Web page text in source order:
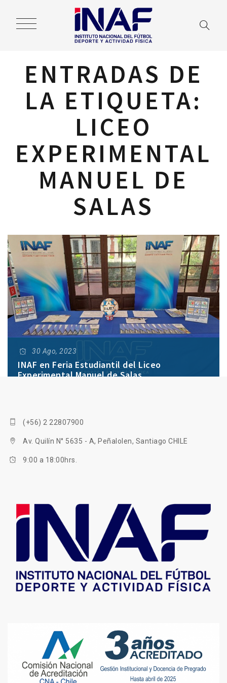
ENTRADAS DE
LA ETIQUETA:
LICEO
EXPERIMENTAL
MANUEL DE
SALAS
30 Ago, 2023
INAF en Feria Estudiantil del Liceo
Experimental Manuel de Salas
(+56) 2 22807900
Av. Quilín N° 5635 - A, Peñalolen, Santiago CHILE
9:00 a 18:00hrs.